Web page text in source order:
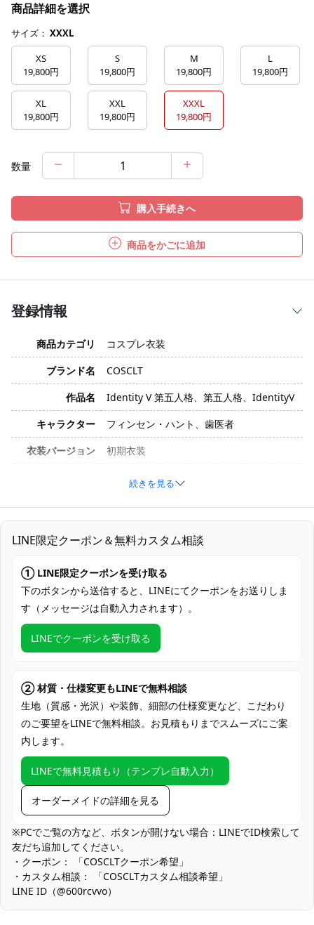
商品詳細を選択
サイズ： XXXL
XS
19,800円
S
19,800円
M
19,800円
L
19,800円
XL
19,800円
XXL
19,800円
XXXL
19,800円
数量
購入手続きへ
商品をかごに追加
登録情報
商品カテゴリ
コスプレ衣装
ブランド名
COSCLT
作品名
Identity V 第五人格、第五人格、IdentityV
キャラクター
フィンセン・ハント、歯医者
衣装バージョン
初期衣装
XS S M L XL XXL XXXL
発送予定
（※土日祝除く）、合計で12～22営業日程
度でお届け
支払い方法
クレジットカード（VISA、Master、JCB、
Discover、AMERICAN EXPRESS）、
PayPal、銀行振込
使用場所
ゲーム系同人イベント、スタジオ撮影会、
屋外ロケ撮影、ハロウィン仮装、テーマパ
ーティー、コスプレ交流会、SNS用ポート
レート撮影
コスプレ愛好家、アニメや漫画、ゲームフ
ァン、出演者
収納方法
他の衣類と同じく、清潔に乾燥を保ち、鋭
い物によっての破れを避けてください。
商品状態
新品未使用
ハリ感と可動域のバランス：シルエット保持のため中厚素材を採
用。立体感は出ますが、深い屈伸時に突っ張りを感じる場合があ
ります。ポーズ前に軽く生地を馴染ませると快適です。
続きを見る
LINE限定クーポン＆無料カスタム相談
① LINE限定クーポンを受け取る
下のボタンから送信すると、LINEにてクーポンをお送りしま
す（メッセージは自動入力されます）。
LINEでクーポンを受け取る
② 材質・仕様変更もLINEで無料相談
生地（質感・光沢）や装飾、細部の仕様変更など、こだわり
のご要望をLINEで無料相談。お見積もりまでスムーズにご案
内します。
LINEで無料見積もり（テンプレ自動入力）
オーダーメイドの詳細を見る
※PCでご覧の方など、ボタンが開けない場合：LINEでID検索して
友だち追加してください。
・クーポン： 「COSCLTクーポン希望」
・カスタム相談： 「COSCLTカスタム相談希望」
LINE ID（@600rcvvo）